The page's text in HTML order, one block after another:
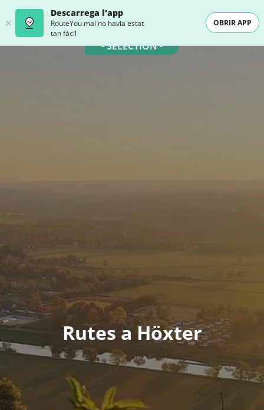
Descarrega l'app
RouteYou mai no havia estat
tan fàcil
OBRIR APP
- SELECTION -
Rutes a Höxter